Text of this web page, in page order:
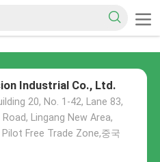
Industrial Co., Ltd.
20, No. 1-42, Lane 83,
Lingang New Area,
Free Trade Zone,중국